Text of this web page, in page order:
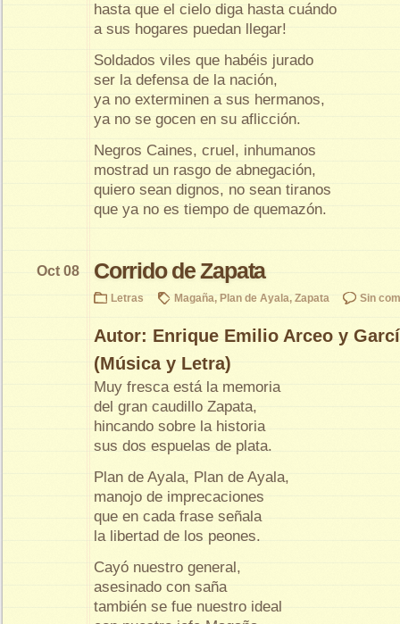
hasta que el cielo diga hasta cuándo
a sus hogares puedan llegar!
Soldados viles que habéis jurado
ser la defensa de la nación,
ya no exterminen a sus hermanos,
ya no se gocen en su aflicción.
Negros Caines, cruel, inhumanos
mostrad un rasgo de abnegación,
quiero sean dignos, no sean tiranos
que ya no es tiempo de quemazón.
Corrido de Zapata
Oct 08
Letras Magaña, Plan de Ayala, Zapata Sin
Autor: Enrique Emilio Arceo y
(Música y Letra)
Muy fresca está la memoria
del gran caudillo Zapata,
hincando sobre la historia
sus dos espuelas de plata.
Plan de Ayala, Plan de Ayala,
manojo de imprecaciones
que en cada frase señala
la libertad de los peones.
Cayó nuestro general,
asesinado con saña
también se fue nuestro ideal